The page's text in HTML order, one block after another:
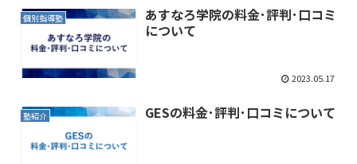
個別指導塾
あすなろ学院の料金･評判･口コミ
について
2023.05.17
塾紹介 GESの料金･評判･口コミについて